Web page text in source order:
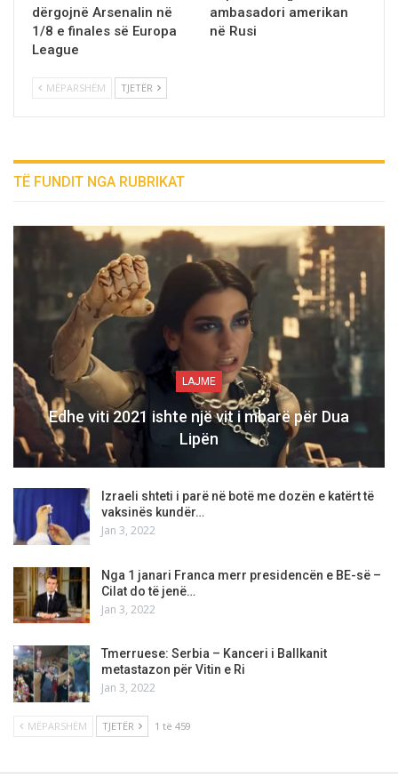
dërgojnë Arsenalin në
1/8 e finales së Europa
League
ambasadori amerikan
në Rusi
MËPARSHËM TJETËR
TË FUNDIT NGA RUBRIKAT
LAJME
Edhe viti 2021 ishte një vit i mbarë për Dua
Lipën
Izraeli shteti i parë në botë me dozën e katërt të
vaksinës kundër…
Jan 3, 2022
Nga 1 janari Franca merr presidencën e BE-së –
Cilat do të jenë…
Jan 3, 2022
Tmerruese: Serbia – Kanceri i Ballkanit
metastazon për Vitin e Ri
Jan 3, 2022
MËPARSHËM TJETËR 1 të 459